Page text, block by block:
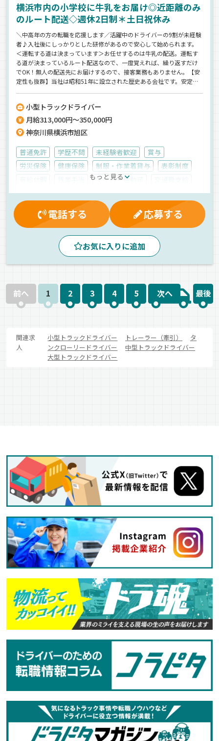
横浜市内の小学校に牛乳をお届け◎近距離のみ
のルート配送◇週休2日制＊土日祝休み
＼中高年の方の転職を応援します／活躍中のドライバーの9割が未経験
者♪入社後にしっかりとした研修があるので安心して始められます。
＜運転する道は決まっています＞お任せするのは牛乳の配送。運転す
る道が決まっているルート配送なので、一度覚えれば、繰り返すだけ
でOK！無人の配送先にお届けするので、接客業務もありません。【安
定性も抜群】当社は昭和51年に設立された歴史ある会社です。安定し
小型トラックドライバー
月給313,000円～350,000円
神奈川県横浜市旭区
普通免許 学歴不問 未経験者歓迎
賞与
労災保険
健康保険 制服・作業着貸与
表彰制度
マイカー通勤可
厚生年金
昇給 資格取得制度 朝 早朝
昼
バックアイモニター装備 ルート配送
ドライブレコーダー
冷蔵・冷凍車
もっと見る
電話する 応募する
お気に入りに追加
前へ 1 2 3 4 5 次へ 最後
関連求
人
小型トラックドライバー トレーラー（牽引）
タ
ンクローリードライバー
中型トラックドライバー
大型トラックドライバー